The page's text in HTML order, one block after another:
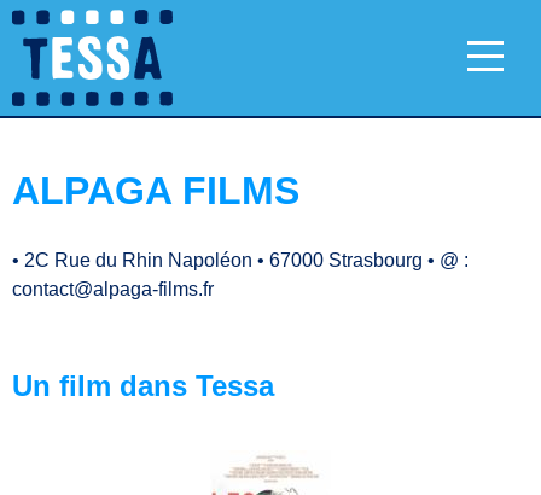
ALPAGA FILMS
• 2C Rue du Rhin Napoléon • 67000 Strasbourg • @ :
contact@alpaga-films.fr
Un film dans Tessa